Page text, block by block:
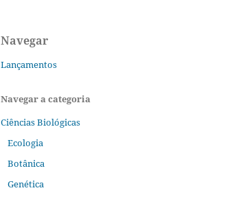
Navegar
Lançamentos
Navegar a categoria
Ciências Biológicas
Ecologia
Botânica
Genética